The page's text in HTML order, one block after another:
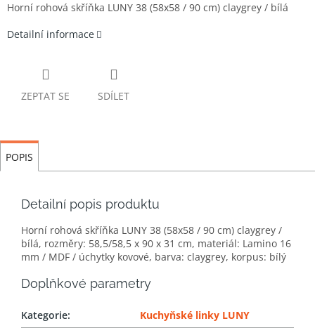
Horní rohová skříňka LUNY 38 (58x58 / 90 cm) claygrey / bílá
Detailní informace
ZEPTAT SE SDÍLET
POPIS
Detailní popis produktu
Horní rohová skříňka LUNY 38 (58x58 / 90 cm) claygrey /
bílá, rozměry: 58,5/58,5 x 90 x 31 cm, materiál: Lamino 16
mm / MDF / úchytky kovové, barva: claygrey, korpus: bílý
Doplňkové parametry
Kategorie:
Kuchyňské linky LUNY